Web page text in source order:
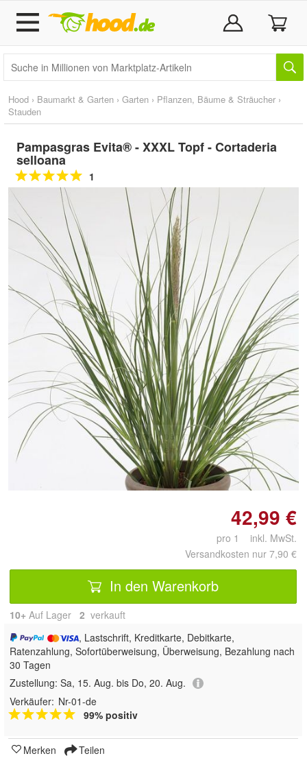
Hood › Baumarkt & Garten › Garten › Pflanzen, Bäume & Sträucher ›
Stauden
Pampasgras Evita® - XXXL Topf - Cortaderia
selloana
1
Doppelt antippen zum
vergrößern
42,99 €
pro 1 inkl. MwSt.
Versandkosten nur 7,90 €
In den Warenkorb
10+ Auf Lager 2 verkauft
, Lastschrift, Kreditkarte, Debitkarte,
Ratenzahlung, Sofortüberweisung, Überweisung, Bezahlung nach
30 Tagen
Zustellung: Sa, 15. Aug. bis Do, 20. Aug.
Verkäufer: Nr-01-de
99% positiv
Merken Teilen